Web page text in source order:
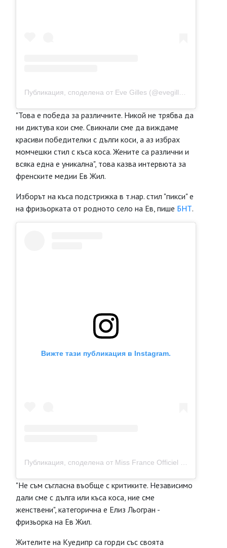
Публикация, споделена от Eve Gilles (@evegillesoff)
"Това е победа за различните. Никой не трябва да
ни диктува кои сме. Свикнали сме да виждаме
красиви победителки с дълги коси, а аз избрах
момчешки стил с къса коса. Жените са различни и
всяка една е уникална", това казва интервюта за
френските медии Ев Жил.
Изборът на къса подстрижка в т.нар. стил "пикси" е
на фризьорката от родното село на Ев, пише БНТ.
Вижте тази публикация в Instagram.
"Не съм съгласна въобще с критиките. Независимо
дали сме с дълга или къса коса, ние сме
женствени", категорична е Елиз Льогран -
фризьорка на Ев Жил.
Жителите на Куедипр са горди със своята